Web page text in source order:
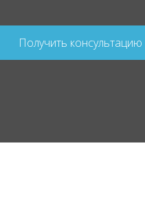
Получить консультацию